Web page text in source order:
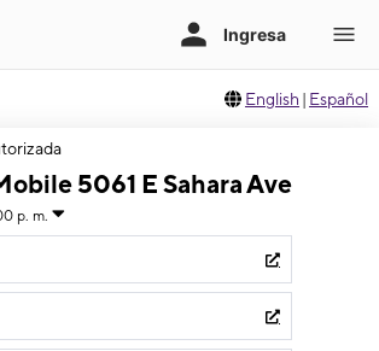
English | Español
5061 E Sahara Ave
p. m.